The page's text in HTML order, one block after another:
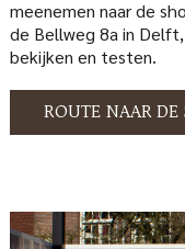
meenemen naar de
de Bellweg 8a in
bekijken en testen.
ROUTE NAAR